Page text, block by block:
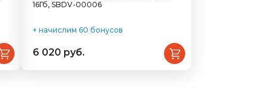
16Гб, SBDV-00006
+ начислим 60 бонусов
6 020 руб.